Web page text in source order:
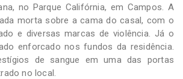
no Parque Califórnia, em Campos. A
morta sobre a cama do casal, com o
e diversas marcas de violência. Já o
enforcado nos fundos da residência.
de sangue em uma das portas
no local.